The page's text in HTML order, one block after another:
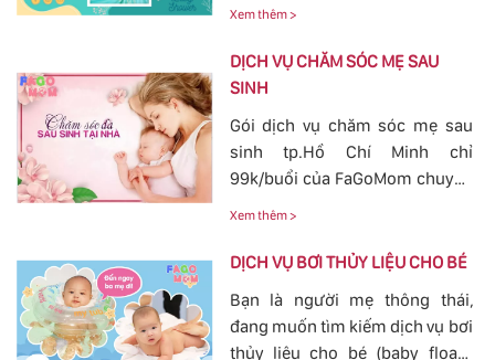
nguồn sữa về đều cho bé bú.
Bởi vậy, nhu cầu tắm cho trẻ sơ
sinh ngày càn lớn, với dịch vụ
FaGoMom cung cấp tới các mẹ
không cần phải lo nghĩ về
chuyện massage và tắm cho
con yêu của mình.
Xem thêm >
DỊCH VỤ CHĂM SÓC MẸ SAU
SINH
Gói dịch vụ chăm sóc mẹ sau
sinh tp.Hồ Chí Minh chỉ
99k/buổi của FaGoMom chuyên
yên tâm cho mẹ và bé.
Xem thêm >
DỊCH VỤ BƠI THỦY LIỆU CHO BÉ
Bạn là người mẹ thông thái,
đang muốn tìm kiếm dịch vụ bơi
thủy liệu cho bé (baby fload)